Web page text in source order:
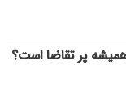
پر تقاضا است؟